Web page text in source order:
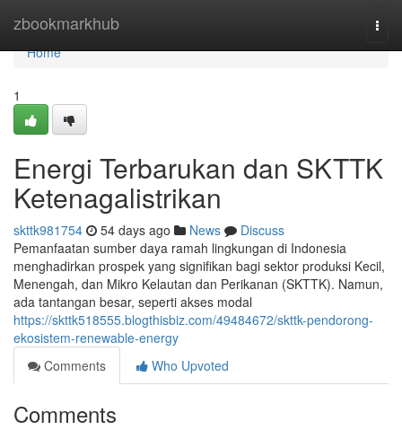
zbookmarkhub
Home
Home
1
Energi Terbarukan dan SKTTK
Ketenagalistrikan
skttk981754 54 days ago News
Discuss
Pemanfaatan sumber daya ramah lingkungan di Indonesia
menghadirkan prospek yang signifikan bagi sektor produksi Kecil,
Menengah, dan Mikro Kelautan dan Perikanan (SKTTK). Namun,
ada tantangan besar, seperti akses modal
https://skttk518555.blogthisbiz.com/49484672/skttk-pendorong-
ekosistem-renewable-energy
Comments
Who Upvoted
Comments